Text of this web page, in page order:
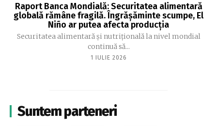
Raport Banca Mondială: Securitatea alimentară
globală rămâne fragilă. Îngrășăminte scumpe, El
Niño ar putea afecta producția
Securitatea alimentară și nutrițională la nivel mondial
continuă să...
1 IULIE 2026
Suntem parteneri